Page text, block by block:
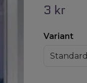
3 kr
Variant
Standard